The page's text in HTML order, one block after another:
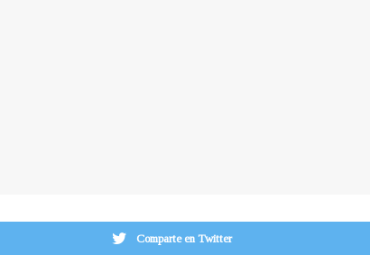
Comparte en Twitter